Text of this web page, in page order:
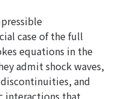
case of the full
equations in the
admit shock waves,
and